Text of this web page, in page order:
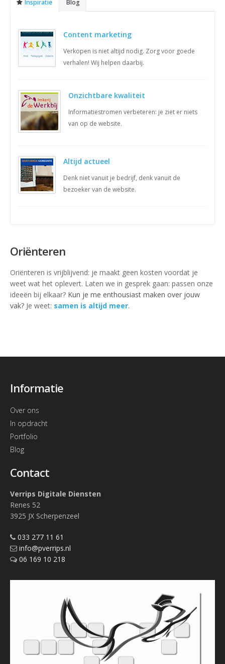
Inspiratie Blog
Content marketing
Verkopen is niet altijd nodig. Zorg voor goede
verhalen! Wij helpen daarbij.
Onzichtbare kwaliteit
Informatiestromen verbeteren: je ziet er niets
van op de website.
Altijd actueel
Denk niet vanuit je bedrijf, denk vanuit de
bezoeker van de website.
Oriënteren
Oriënteren is vrijblijvend: je maakt geen kosten voordat je
weet wat het oplevert. Laten we in gesprek gaan: passen onze
ideeën bij elkaar? Kun je me enthousiast maken over jouw
vak? Je weet: samen is altijd meer.
Informatie
Over ons
In opdracht
Portfolio
Blog
Contact
Verrips Digitale Diensten
Renes 52
3925 JX Scherpenzeel
033 277 11 61
info@pverrips.nl
06 169 10 218